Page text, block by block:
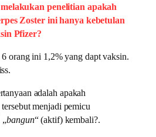
penelitian apakah
Zoster ini hanya kebetulan
Pfizer?
orang ini 1,2% yang dapt vaksin.
adalah apakah
menjadi pemicu
„bangun“ (aktif) kembali?.